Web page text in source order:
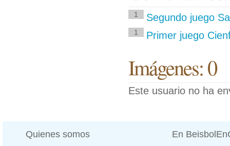
1 Segundo juego
1 Primer juego
Imágenes: 0
Este usuario no ha
Quienes somos En